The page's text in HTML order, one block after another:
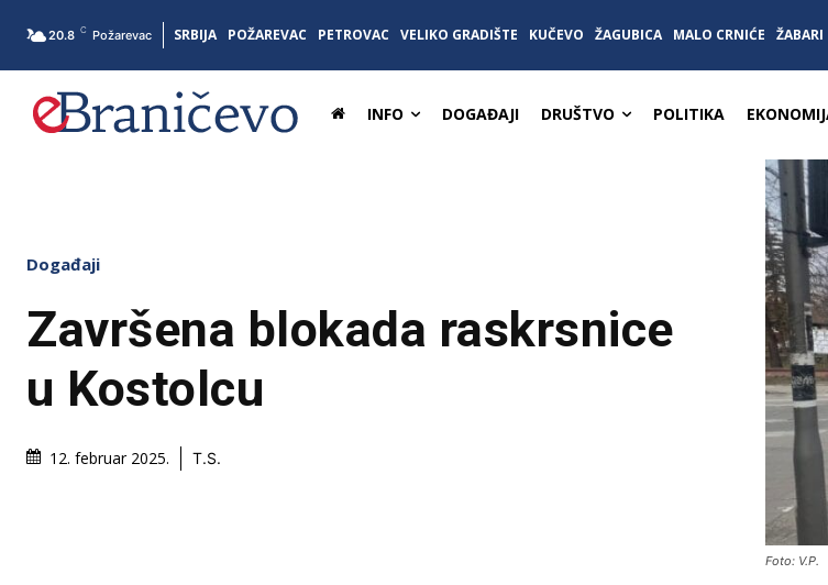
20.8 C Požarevac SRBIJA POŽAREVAC PETROVAC VELIKO GRADIŠTE KUČEVO ŽAGUBICA MALO CRNIĆE ŽABARI
INFO DOGAĐAJI DRUŠTVO POLITIKA
Događaji
Završena blokada raskrsnice
u Kostolcu
12. februar 2025. T.S.
Foto: V.P.